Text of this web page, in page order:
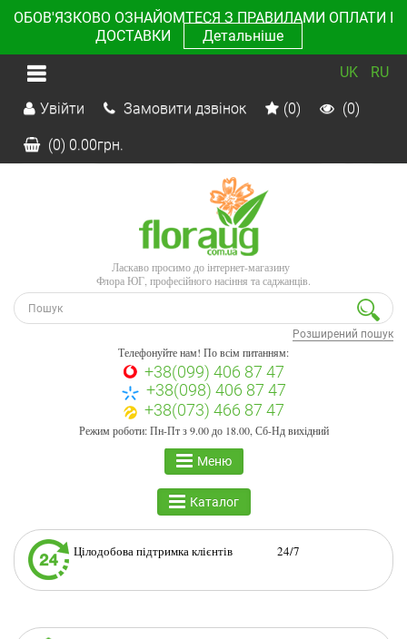
ОБОВ'ЯЗКОВО ОЗНАЙОМТЕСЯ З ПРАВИЛАМИ ОПЛАТИ І
ДОСТАВКИ
Детальніше
UK RU
Увійти Замовити дзвінок (0) (0)
(0) 0.00грн.
Ласкаво просимо до інтернет-магазину
Флора ЮГ, професійного насіння та саджанців.
Розширений пошук
Телефонуйте нам! По всім питанням:
+38(099) 406 87 47
+38(098) 406 87 47
+38(073) 466 87 47
Режим роботи: Пн-Пт з 9.00 до 18.00, Сб-Нд вихідний
Меню
Каталог
Цілодобова підтримка клієнтів 24/7